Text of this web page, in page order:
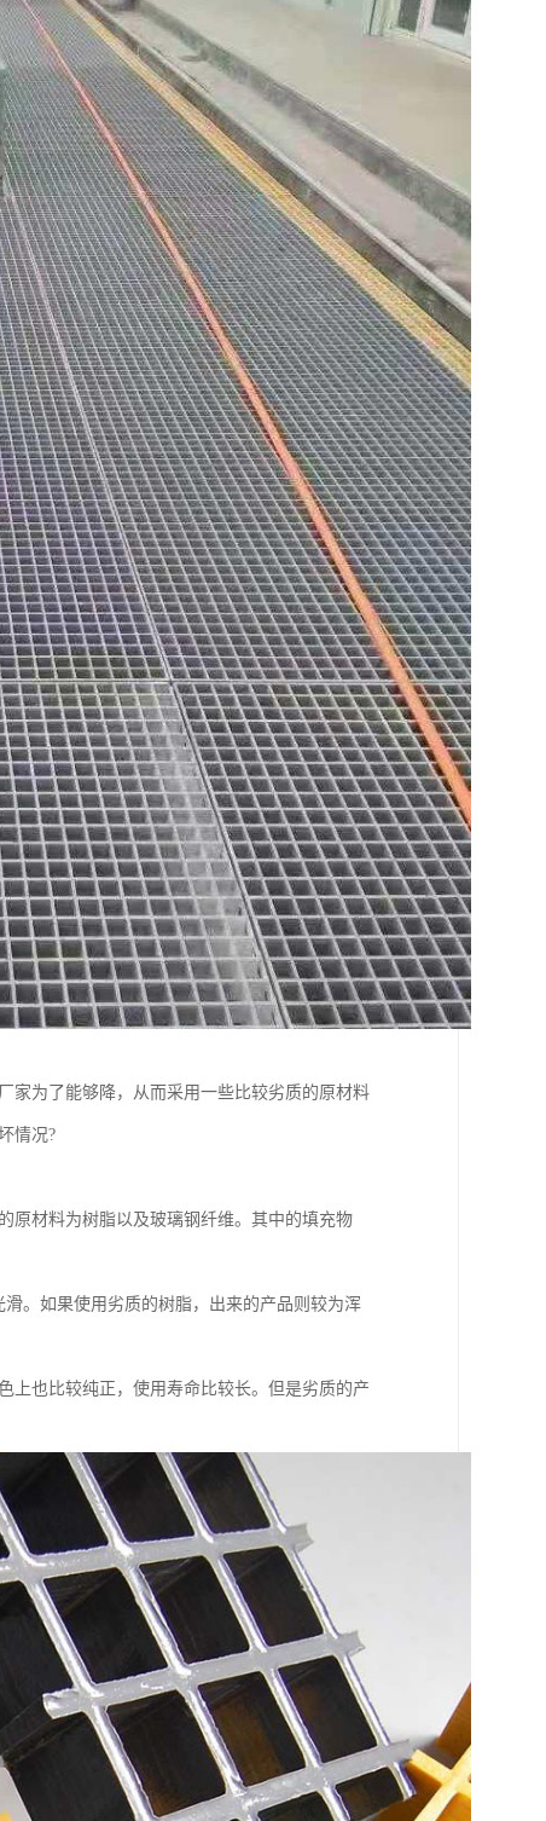
家为了能够降，从而采用一些比较劣质的原材料
情况?
原材料为树脂以及玻璃钢纤维。其中的填充物
。如果使用劣质的树脂，出来的产品则较为浑
上也比较纯正，使用寿命比较长。但是劣质的产